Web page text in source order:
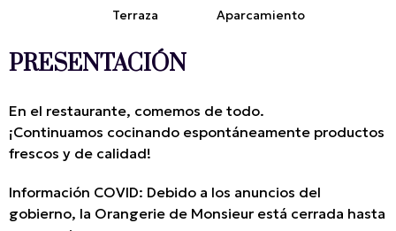
Terraza Aparcamiento
PRESENTACIÓN
En el restaurante, comemos de todo.
¡Continuamos cocinando espontáneamente productos
frescos y de calidad!
Información COVID: Debido a los anuncios del
gobierno, la Orangerie de Monsieur está cerrada hasta